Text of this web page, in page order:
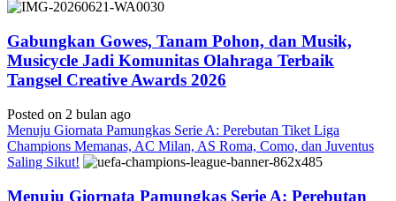
Gabungkan Gowes, Tanam Pohon, dan Musik,
Musicycle Jadi Komunitas Olahraga Terbaik
Tangsel Creative Awards 2026
Posted on 2 bulan ago
Menuju Giornata Pamungkas Serie A: Perebutan Tiket Liga
Champions Memanas, AC Milan, AS Roma, Como, dan Juventus
Saling Sikut!
Menuju Giornata Pamungkas Serie A: Perebutan